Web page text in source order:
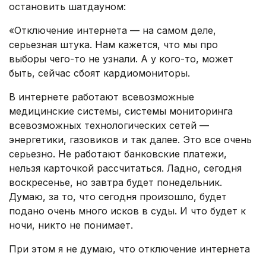
остановить шатдауном:
«Отключение интернета — на самом деле,
серьезная штука. Нам кажется, что мы про
выборы чего-то не узнали. А у кого-то, может
быть, сейчас сбоят кардиомониторы.
В интернете работают всевозможные
медицинские системы, системы мониторинга
всевозможных технологических сетей —
энергетики, газовиков и так далее. Это все очень
серьезно. Не работают банковские платежи,
нельзя карточкой рассчитаться. Ладно, сегодня
воскресенье, но завтра будет понедельник.
Думаю, за то, что сегодня произошло, будет
подано очень много исков в суды. И что будет к
ночи, никто не понимает.
При этом я не думаю, что отключение интернета